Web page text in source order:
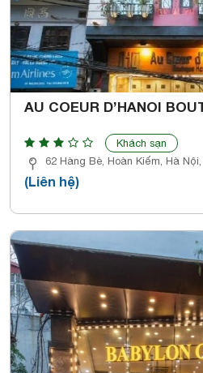
AU COEUR D’HANOI
Khách sạn
62 Hàng Bè, Hoàn Kiếm, Hà
(Liên hệ)